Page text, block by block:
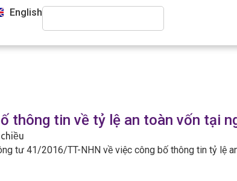
English
thông tin về tỷ lệ an toàn vốn tại
tư 41/2016/TT-NHN về việc công bố thông tin tỷ lệ